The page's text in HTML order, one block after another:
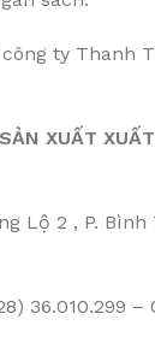
ty Thanh
XUẤT
Lộ 2 , P. Bình
36.010.299 –